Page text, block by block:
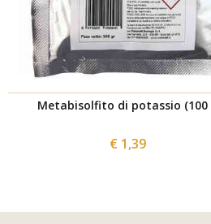
Metabisolfito di potassio (100
€ 1,39